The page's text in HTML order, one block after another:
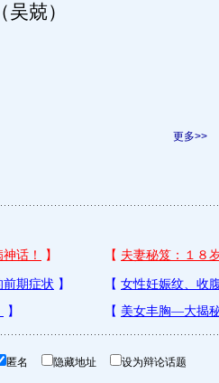
兢）
更多>>
匿名 隐藏地址 设为辩论话题